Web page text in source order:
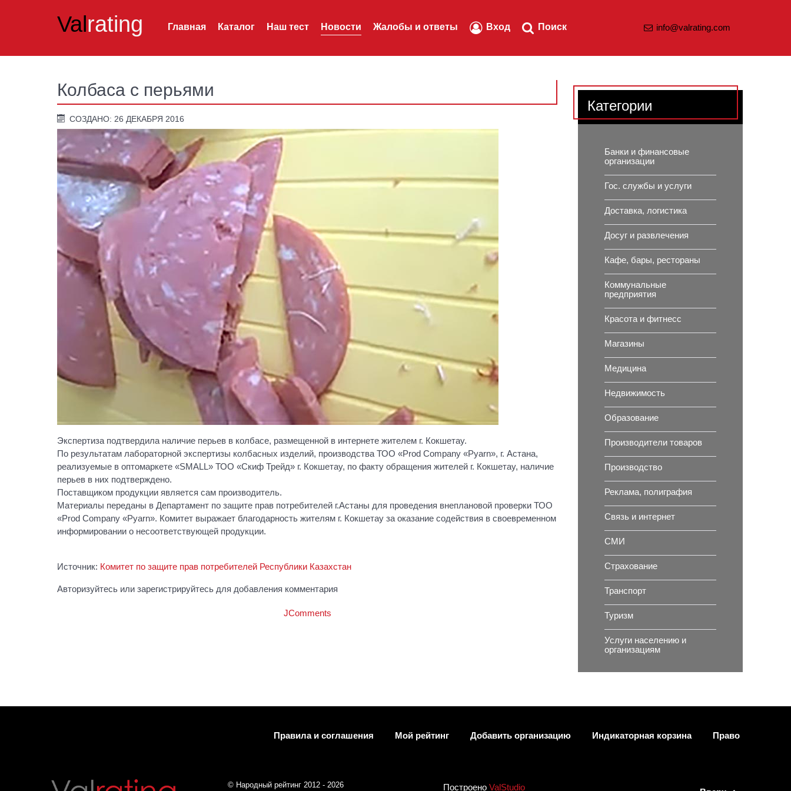
Valrating Главная Каталог Наш тест Новости Жалобы и ответы Вход Поиск info@valrating.com
Колбаса с перьями
СОЗДАНО: 26 ДЕКАБРЯ 2016
Экспертиза подтвердила наличие перьев в колбасе, размещенной в интернете жителем г. Кокшетау.
По результатам лабораторной экспертизы колбасных изделий, производства ТОО «Prod Company «Pyarn», г. Астана,
реализуемые в оптомаркете «SMALL» ТОО «Скиф Трейд» г. Кокшетау, по факту обращения жителей г. Кокшетау, наличие
перьев в них подтверждено.
Поставщиком продукции является сам производитель.
Материалы переданы в Департамент по защите прав потребителей г.Астаны для проведения внеплановой проверки ТОО
«Prod Company «Pyarn». Комитет выражает благодарность жителям г. Кокшетау за оказание содействия в своевременном
информировании о несоответствующей продукции.
Источник: Комитет по защите прав потребителей Республики Казахстан
Авторизуйтесь или зарегистрируйтесь для добавления комментария
JComments
Категории
Банки и финансовые
организации
Гос. службы и услуги
Доставка, логистика
Досуг и развлечения
Кафе, бары, рестораны
Коммунальные
предприятия
Красота и фитнесс
Магазины
Медицина
Недвижимость
Образование
Производители товаров
Производство
Реклама, полиграфия
Связь и интернет
СМИ
Страхование
Транспорт
Туризм
Услуги населению и
организациям
Правила и соглашения Мой рейтинг Добавить организацию Индикаторная корзина Право
© Народный рейтинг 2012 - 2026 Построено ValStudio